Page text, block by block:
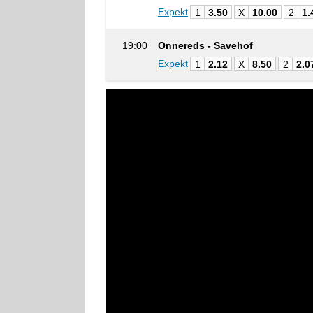
Expekt 1 3.50 X 10.00 2
19:00
Onnereds - Savehof
Expekt
1 2.12 X 8.50 2